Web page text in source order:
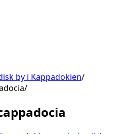
by i Kappadokien